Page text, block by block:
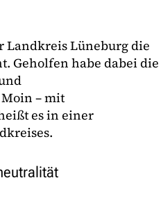
Landkreis Lüneburg die
Geholfen habe dabei die
– mit
es in einer